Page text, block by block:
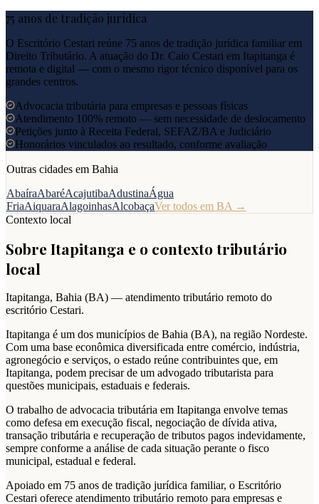
75 anos de tradição jurídica
O Escritório Cestari reúne 75 anos de tradição jurídica familiar em
Direito Tributário. A atuação do Dr. Caio Cestari em Itapitanga é
remota e digital — com o mesmo rigor técnico disponível para os
grandes centros.
Advocacia tributária para empresas e pessoas físicas
Atendimento 100% remoto — sem necessidade de deslocamento
Petições junto à Receita Federal, SEFAZ/BA e Judiciário
Honorários vinculados ao resultado, conforme avaliação
Outras cidades em Bahia
AbaíraAbaréAcajutibaAdustinaÁgua
FriaAiquaraAlagoinhasAlcobaçaVer todos em BA →
Contexto local
Sobre Itapitanga e o contexto tributário
local
Itapitanga, Bahia (BA) — atendimento tributário remoto do
escritório Cestari.
Itapitanga é um dos municípios de Bahia (BA), na região Nordeste.
Com uma base econômica diversificada entre comércio, indústria,
agronegócio e serviços, o estado reúne contribuintes que, em
Itapitanga, podem precisar de um advogado tributarista para
questões municipais, estaduais e federais.
O trabalho de advocacia tributária em Itapitanga envolve temas
como defesa em execução fiscal, negociação de dívida ativa,
transação tributária e recuperação de tributos pagos indevidamente,
sempre conforme a análise de cada situação perante o fisco
municipal, estadual e federal.
Apoiado em 75 anos de tradição jurídica familiar, o Escritório
Cestari oferece atendimento tributário remoto para empresas e